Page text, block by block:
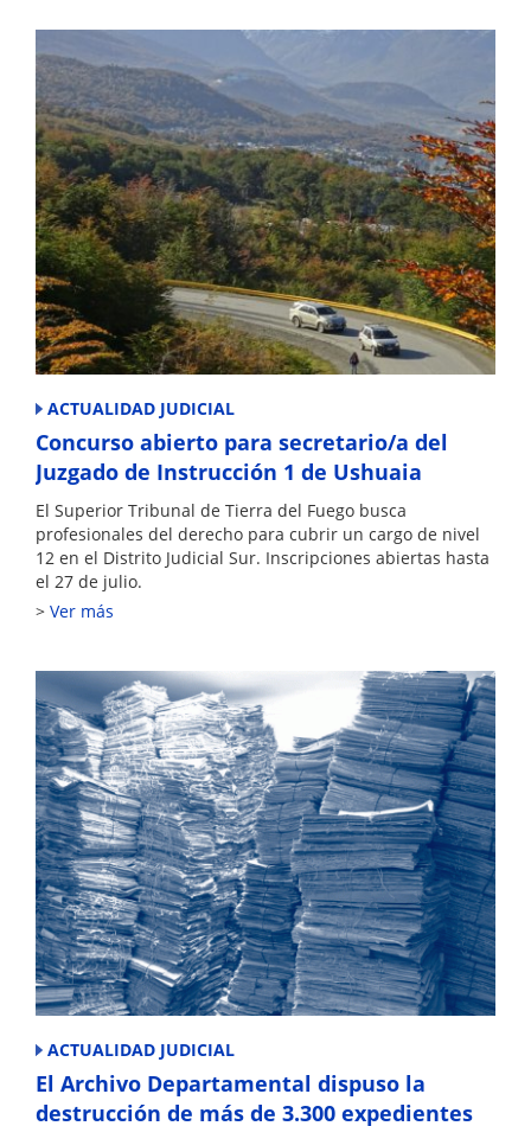
ACTUALIDAD JUDICIAL
Concurso abierto para secretario/a del
Juzgado de Instrucción 1 de Ushuaia
El Superior Tribunal de Tierra del Fuego busca
profesionales del derecho para cubrir un cargo de nivel
12 en el Distrito Judicial Sur. Inscripciones abiertas hasta
el 27 de julio.
Ver más
ACTUALIDAD JUDICIAL
El Archivo Departamental dispuso la
destrucción de más de 3.300 expedientes